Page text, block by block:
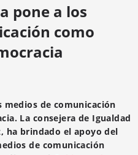
pone a los
como
medios de comunicación
La consejera de Igualdad
ha brindado el apoyo del
de comunicación